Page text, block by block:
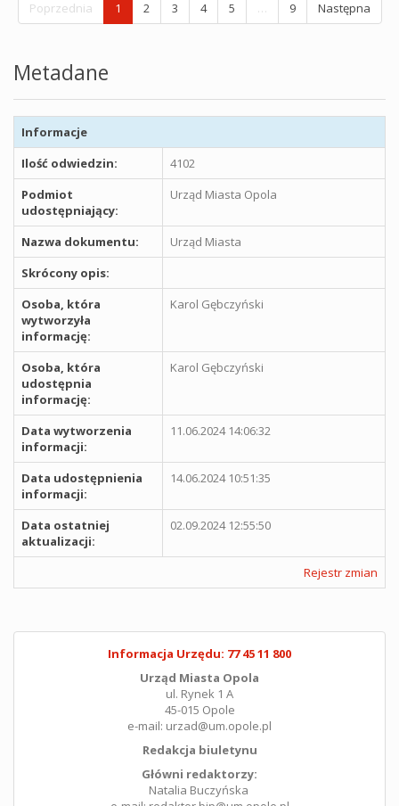
Poprzednia
1 2 3 4 5 9 Następna
Metadane
Informacje
Ilość odwiedzin:
4102
Podmiot
udostępniający:
Urząd Miasta Opola
Nazwa dokumentu:
Urząd Miasta
Skrócony opis:
Osoba, która
wytworzyła
informację:
Karol Gębczyński
Osoba, która
udostępnia
informację:
Karol Gębczyński
Data wytworzenia
informacji:
11.06.2024 14:06:32
Data udostępnienia
informacji:
14.06.2024 10:51:35
Data ostatniej
aktualizacji:
02.09.2024 12:55:50
Rejestr zmian
Informacja Urzędu: 77 45 11 800
Urząd Miasta Opola
ul. Rynek 1 A
45-015 Opole
e-mail: urzad@um.opole.pl
Redakcja biuletynu
Główni redaktorzy:
Natalia Buczyńska